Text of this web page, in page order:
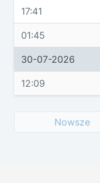
17:41
01:45
30-07-2026
12:09
Nowsze